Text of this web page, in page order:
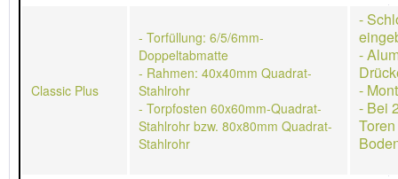
Classic Plus
- Torfüllung: 6/5/6mm-
Doppeltabmatte
- Rahmen: 40x40mm Quadrat-
Stahlrohr
- Torpfosten 60x60mm-Quadrat-
Stahlrohr bzw. 80x80mm Quadrat-
Stahlrohr
-
-
-
- Bei